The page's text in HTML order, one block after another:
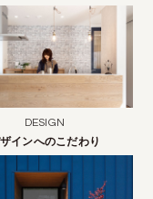
DESIGN
インへのこだわり